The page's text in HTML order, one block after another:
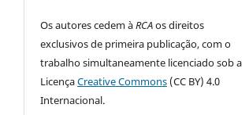
Os autores cedem àRCAos direitos
exclusivos de primeira publicação, com o
trabalho simultaneamente licenciado sob a
LicençaCreative Commons (CC BY) 4.0
Internacional.